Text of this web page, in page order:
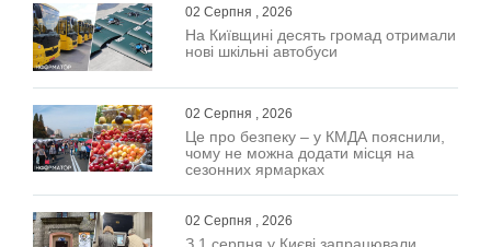
02 Серпня , 2026
На Київщині десять громад отримали
нові шкільні автобуси
02 Серпня , 2026
Це про безпеку – у КМДА пояснили,
чому не можна додати місця на
сезонних ярмарках
02 Серпня , 2026
З 1 серпня у Києві запрацювали